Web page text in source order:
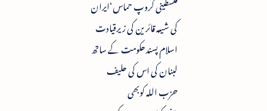
فلسطینی گروپ حماس‘ایران
کی شیعہ قائرین کی زیرقیادت
اسلام پسندحکومت کے ساتھ
لبنان کی اس کی حلیف
حزب اللہ کوبھی